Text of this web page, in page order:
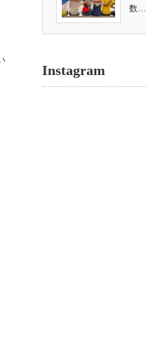
数…
Instagram